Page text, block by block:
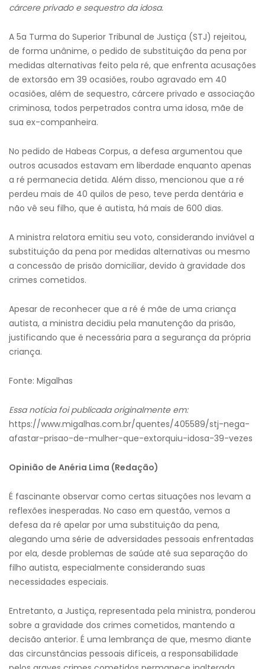
cárcere privado e sequestro da idosa.
A 5a Turma do Superior Tribunal de Justiça (STJ) rejeitou,
de forma unânime, o pedido de substituição da pena por
medidas alternativas feito pela ré, que enfrenta acusações
de extorsão em 39 ocasiões, roubo agravado em 40
ocasiões, além de sequestro, cárcere privado e associação
criminosa, todos perpetrados contra uma idosa, mãe de
sua ex-companheira.
No pedido de Habeas Corpus, a defesa argumentou que
outros acusados estavam em liberdade enquanto apenas
a ré permanecia detida. Além disso, mencionou que a ré
perdeu mais de 40 quilos de peso, teve perda dentária e
não vê seu filho, que é autista, há mais de 600 dias.
A ministra relatora emitiu seu voto, considerando inviável a
substituição da pena por medidas alternativas ou mesmo
a concessão de prisão domiciliar, devido à gravidade dos
crimes cometidos.
Apesar de reconhecer que a ré é mãe de uma criança
autista, a ministra decidiu pela manutenção da prisão,
justificando que é necessária para a segurança da própria
criança.
Fonte: Migalhas
Essa notícia foi publicada originalmente em:
https://www.migalhas.com.br/quentes/405589/stj-nega-
afastar-prisao-de-mulher-que-extorquiu-idosa-39-vezes
Opinião de Anéria Lima (Redação)
É fascinante observar como certas situações nos levam a
reflexões inesperadas. No caso em questão, vemos a
defesa da ré apelar por uma substituição da pena,
alegando uma série de adversidades pessoais enfrentadas
por ela, desde problemas de saúde até sua separação do
filho autista, especialmente considerando suas
necessidades especiais.
Entretanto, a Justiça, representada pela ministra, ponderou
sobre a gravidade dos crimes cometidos, mantendo a
decisão anterior. É uma lembrança de que, mesmo diante
das circunstâncias pessoais difíceis, a responsabilidade